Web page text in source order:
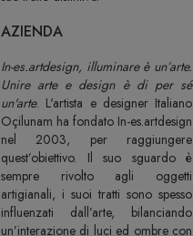
AZIENDA
In-es.artdesign, illuminare è un’arte.
Unire arte e design è di per sé
un'arte. L'artista e designer Italiano
Oçilunam ha fondato In-es.artdesign
nel 2003, per raggiungere
quest’obiettivo. Il suo sguardo è
sempre rivolto agli oggetti
artigianali, i suoi tratti sono spesso
influenzati dall’arte, bilanciando
un’interazione di luci ed ombre con